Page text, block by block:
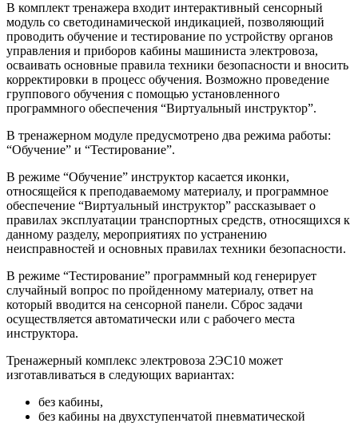
В комплект тренажера входит интерактивный сенсорный
модуль со светодинамической индикацией, позволяющий
проводить обучение и тестирование по устройству органов
управления и приборов кабины машиниста электровоза,
осваивать основные правила техники безопасности и вносить
корректировки в процесс обучения. Возможно проведение
группового обучения с помощью установленного
программного обеспечения “Виртуальный инструктор”.
В тренажерном модуле предусмотрено два режима работы:
“Обучение” и “Тестирование”.
В режиме “Обучение” инструктор касается иконки,
относящейся к преподаваемому материалу, и программное
обеспечение “Виртуальный инструктор” рассказывает о
правилах эксплуатации транспортных средств, относящихся к
данному разделу, мероприятиях по устранению
неисправностей и основных правилах техники безопасности.
В режиме “Тестирование” программный код генерирует
случайный вопрос по пройденному материалу, ответ на
который вводится на сенсорной панели. Сброс задачи
осуществляется автоматически или с рабочего места
инструктора.
Тренажерный комплекс электровоза 2ЭС10 может
изготавливаться в следующих вариантах:
без кабины,
без кабины на двухступенчатой пневматической